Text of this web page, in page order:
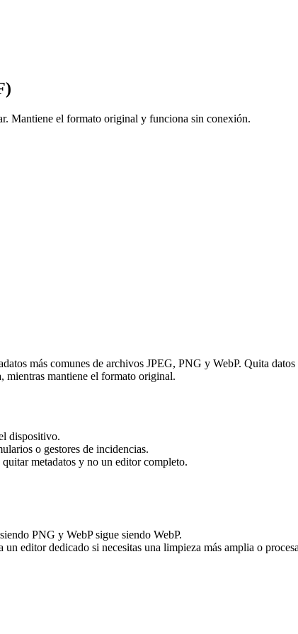
Mantiene el formato original y funciona sin conexión.
más comunes de archivos JPEG, PNG y WebP. Quita
mientras mantiene el formato original.
dispositivo.
o gestores de incidencias.
metadatos y no un editor completo.
PNG y WebP sigue siendo WebP.
editor dedicado si necesitas una limpieza más amplia o